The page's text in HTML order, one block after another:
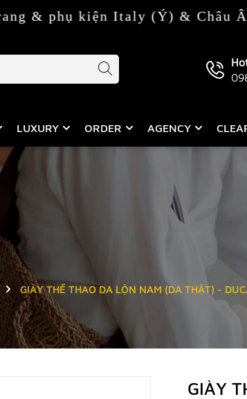
Italy (Ý) & Châu Âu
LUXURY ORDER AGENCY
GIÀY THỂ THAO DA LỘN NAM (DA THẬT) -
GIÀY